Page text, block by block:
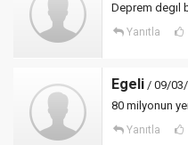
Deprem degıl
Yanıtla
Egeli / 09/
80 milyonun
Yanıtla